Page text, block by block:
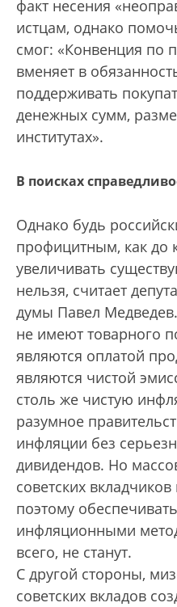
факт несения
истцам, однако
смог: «Конвенция по
вменяет в
поддерживать
денежных сумм,
институтах».
В поисках
Однако будь
профицитным, как до
увеличивать
нельзя, считает
думы Павел
не имеют товарного
являются оплатой
являются чистой
столь же чистую
разумное
инфляции без
дивидендов. Но
советских
поэтому
инфляционными
всего, не станут.
С другой стороны,
советских вкладов